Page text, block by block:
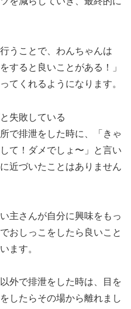
うことで、わんちゃんは
すると良いことがある！」
てくれるようになります。
失敗している
で排泄をした時に、「きゃ
て！ダメでしょ〜」と言い
近づいたことはありません
主さんが自分に興味をもっ
おしっこをしたら良いこと
ます。
外で排泄をした時は、目を
したらその場から離れまし